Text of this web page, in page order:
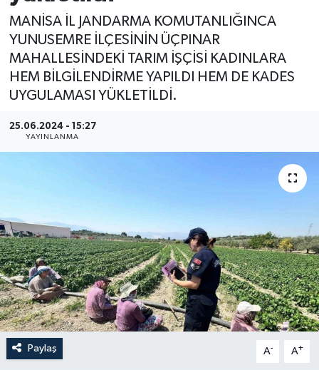
MANİSA İL JANDARMA KOMUTANLIĞINCA
YUNUSEMRE İLÇESİNİN ÜÇPINAR
MAHALLESİNDEKİ TARIM İŞÇİSİ KADINLARA
HEM BİLGİLENDİRME YAPILDI HEM DE KADES
UYGULAMASI YÜKLETİLDİ.
25.06.2024 - 15:27
YAYINLANMA
Paylaş A- A+
EĞİTİM
KÜLTÜR SANAT
YEREL
Haber Arşivi